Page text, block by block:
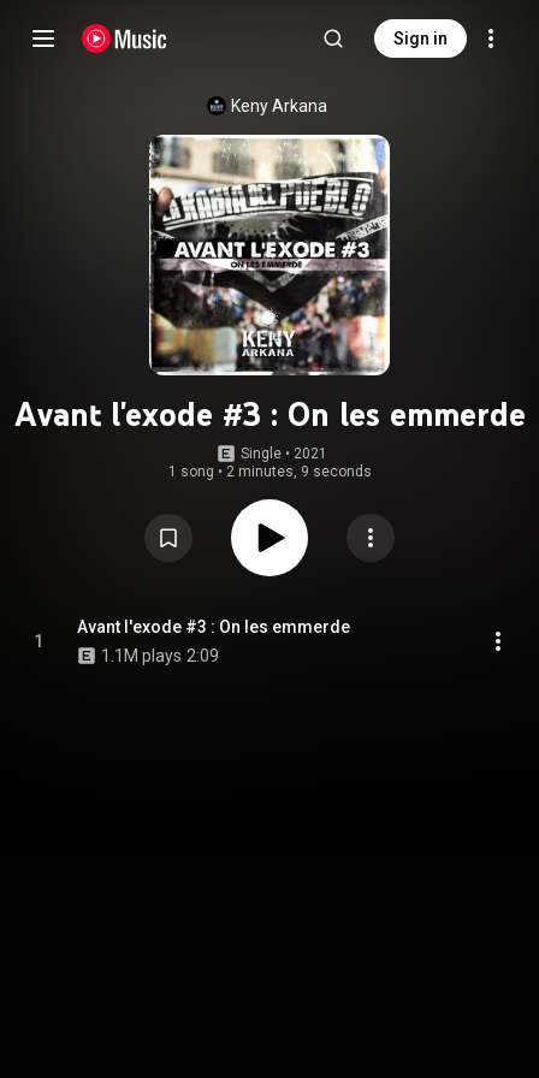
Sign in
Keny Arkana
Avant l'exode #3 : On les emmerde
Single • 2021
1 song • 2 minutes, 9 seconds
1
Avant l'exode #3 : On les emmerde
1.1M plays 2:09